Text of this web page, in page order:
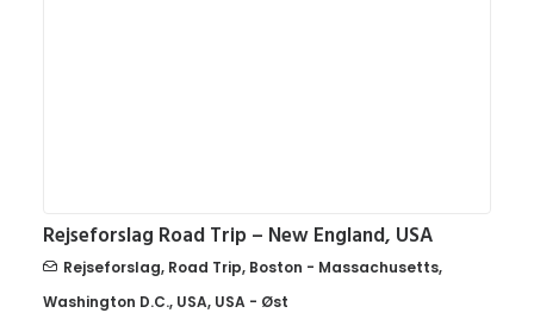
Rejseforslag Road Trip – New England, USA
Rejseforslag, Road Trip, Boston - Massachusetts,
Washington D.C., USA, USA - Øst